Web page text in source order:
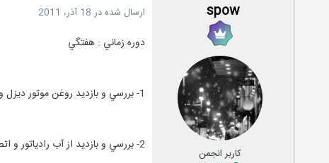
spow
کاربر انجمن
ارسال شده در 18 آذر، 2011
دوره زماني : هفتگي
1- بررسي و بازديد روغن موتور ديزل و اطمينان از مناسب بودن کميت و کيفيت روغن موتور (طبق ساعت کارکرد و دستورالعملهاي فني شرکت سازنده) .
2- بررسي و بازديد از آب رادياتور و اتصالات آن و اطمينان از کافي بودن سطح آب رادياتور و عدم وجود نشتي در اتصالات .